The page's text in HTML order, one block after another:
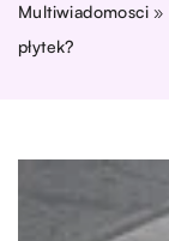
Multiwiadomosci »
płytek?